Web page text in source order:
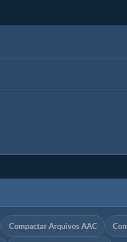
Compactar Arquivos AAC